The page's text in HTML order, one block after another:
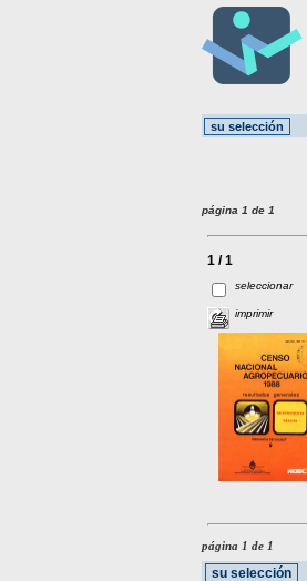
página 1 de 1
1 / 1
seleccionar
imprimir
página 1 de 1